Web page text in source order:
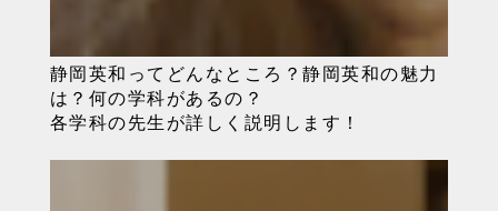
静岡英和ってどんなところ？静岡英和の魅力
は？何の学科があるの？
各学科の先生が詳しく説明します！